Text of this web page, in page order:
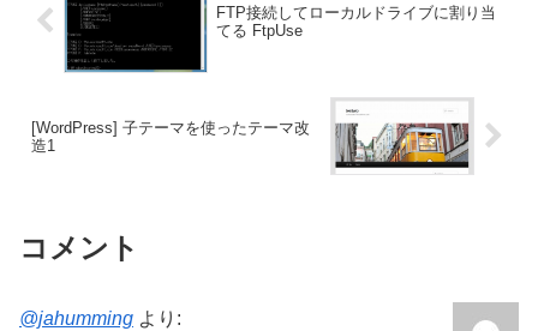
FTP接続してローカルドライブに割り当
てる FtpUse
[WordPress] 子テーマを使ったテーマ改
造1
コメント
@jahumming より: